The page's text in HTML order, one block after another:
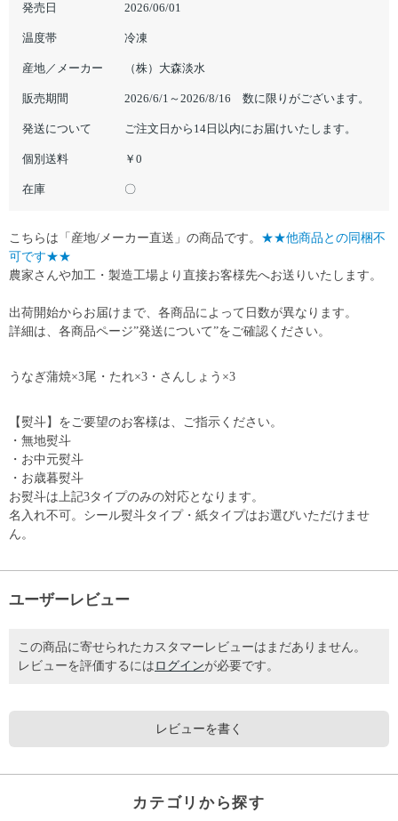
発売日 2026/06/01
温度帯 冷凍
産地／メーカー （株）大森淡水
販売期間 2026/6/1～2026/8/16 数に限りがございます。
発送について ご注文日から14日以内にお届けいたします。
個別送料 ￥0
在庫 〇
うなぎ蒲焼×3尾・たれ×3・さんしょう×3
【熨斗】をご要望のお客様は、ご指示ください。
・無地熨斗
・お中元熨斗
・お歳暮熨斗
お熨斗は上記3タイプのみの対応となります。
名入れ不可。シール熨斗タイプ・紙タイプはお選びいただけませ
ん。
こちらは「産地/メーカー直送」の商品です。 ★★他商品との同梱不
可です★★
農家さんや加工・製造工場より直接お客様先へお送りいたします。
出荷開始からお届けまで、各商品によって日数が異なります。
詳細は、各商品ページ”発送について”をご確認ください。
ユーザーレビュー
この商品に寄せられたカスタマーレビューはまだありません。
レビューを評価するには ログインが必要です。
レビューを書く
カテゴリから探す